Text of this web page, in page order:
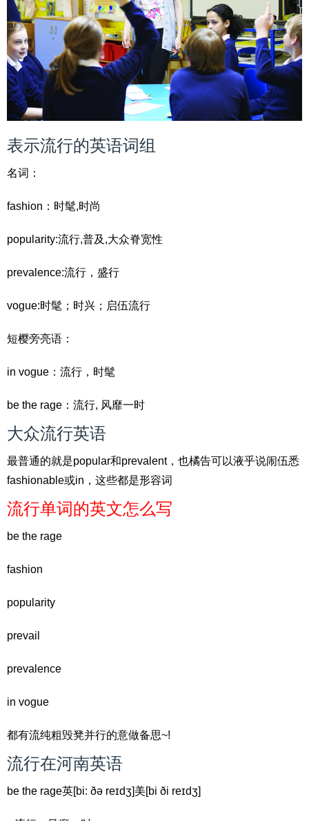
表示流行的英语词组
名词：
fashion：时髦,时尚
popularity:流行,普及,大众脊宽性
prevalence:流行，盛行
vogue:时髦；时兴；启伍流行
短樱旁亮语：
in vogue：流行，时髦
be the rage：流行, 风靡一时
大众流行英语
最普通的就是popular和prevalent，也橘告可以液乎说闹伍悉
fashionable或in，这些都是形容词
流行单词的英文怎么写
be the rage
fashion
popularity
prevail
prevalence
in vogue
都有流纯粗毁凳并行的意做备思~!
流行在河南英语
be the rage英[bi: ðə reɪdʒ]美[bi ði reɪdʒ]